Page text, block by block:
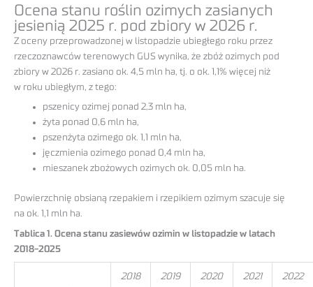
Ocena stanu roślin ozimych zasianych
jesienią 2025 r. pod zbiory w 2026 r.
Z oceny przeprowadzonej w listopadzie ubiegłego roku przez
rzeczoznawców terenowych GUS wynika, że zbóż ozimych pod
zbiory w 2026 r. zasiano ok. 4,5 mln ha, tj. o ok. 1,1% więcej niż
w roku ubiegłym, z tego:
pszenicy ozimej ponad 2,3 mln ha,
żyta ponad 0,6 mln ha,
pszenżyta ozimego ok. 1,1 mln ha,
jęczmienia ozimego ponad 0,4 mln ha,
mieszanek zbożowych ozimych ok. 0,05 mln ha.
Powierzchnię obsianą rzepakiem i rzepikiem ozimym szacuje się
na ok. 1,1 mln ha.
Tablica 1. Ocena stanu zasiewów ozimin w listopadzie w latach
2018-2025
2018 2019 2020 2021 2022